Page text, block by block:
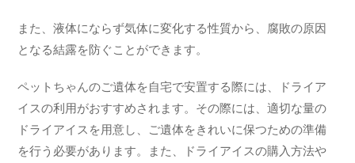
また、液体にならず気体に変化する性質から、腐敗の原因
となる結露を防ぐことができます。
ペットちゃんのご遺体を自宅で安置する際には、ドライア
イスの利用がおすすめされます。その際には、適切な量の
ドライアイスを用意し、ご遺体をきれいに保つための準備
を行う必要があります。また、ドライアイスの購入方法や